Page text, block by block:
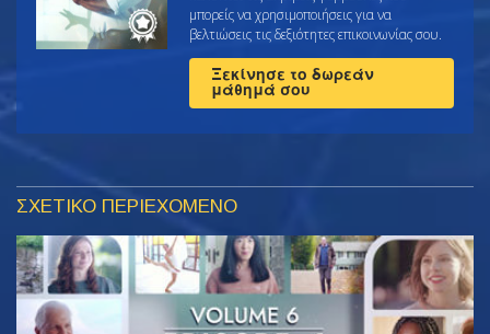
μπορείς να χρησιμοποιήσεις για να
βελτιώσεις τις δεξιότητες επικοινωνίας σου.
Ξεκίνησε το δωρεάν
μάθημά σου
ΣΧΕΤΙΚΟ ΠΕΡΙΕΧΟΜΕΝΟ